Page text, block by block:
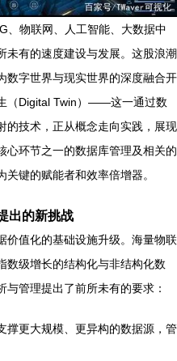
、物联网、人工智能、大数据中
未有的速度建设与发展。这股浪潮
数字世界与现实世界的深度融合开
（Digital Twin）——这一通过数
的技术，正从概念走向实践，展现
心环节之一的数据库管理及相关的
键的赋能者和效率倍增器。
出的新挑战
价值化的基础设施升级。海量物联
数级增长的结构化与非结构化数
管理提出了前所未有的要求：
撑更大规模、更异构的数据源，管